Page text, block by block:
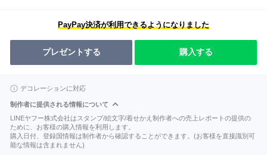
PayPay決済が利用できるようになりました
プレゼントする 購入する
デコレーションに対応
制作者に提供される情報について
LINEヤフー株式会社はスタンプ/絵文字/着せかえ制作者への売上レポートの提供の
ために、お客様の購入情報を利用します。
購入日付、登録国情報は制作者から確認することができます。(お客様を直接識別可
能な情報は含まれません)